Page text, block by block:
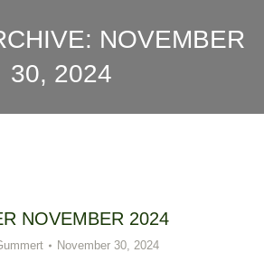
NOVEMBER
30, 2024
NOVEMBER 2024
November 30, 2024